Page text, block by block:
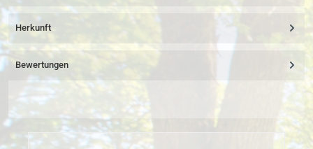
Herkunft
Bewertungen